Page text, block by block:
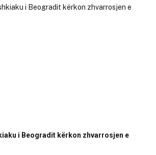
i Beogradit kërkon zhvarrosjen e